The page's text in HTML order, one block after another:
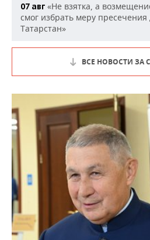
07 авг «Не взятка, а
смог избрать меру пресечения
Татарстан»
ВСЕ НОВОСТИ ЗА